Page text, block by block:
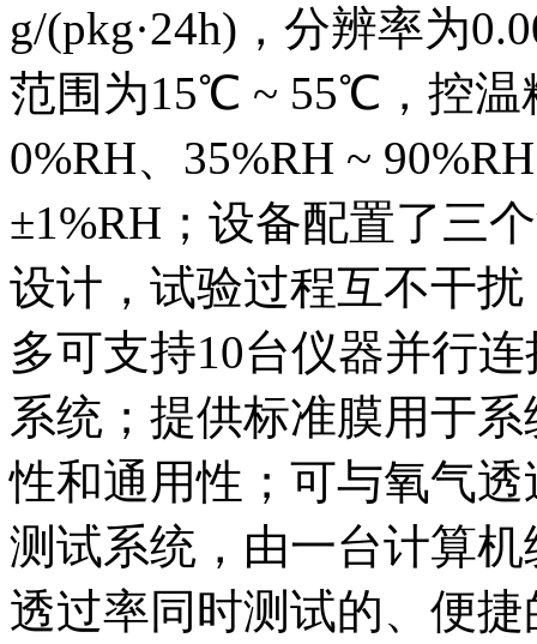
g/(pkg·24h)，分辨率为
范围为15℃ ~ 55℃，控温
0%RH、35%RH ~
±1%RH；设备配置了三
设计，试验过程互不干
多可支持10台仪器并行
系统；提供标准膜用于
性和通用性；可与氧气
测试系统，由一台计算
透过率同时测试的、便